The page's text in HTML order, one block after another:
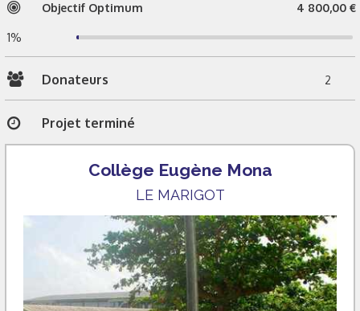
Objectif Optimum 4 800,00 €
1%
Donateurs 2
Projet terminé
Collège Eugène Mona
LE MARIGOT